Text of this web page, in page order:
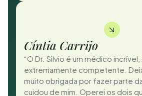
Cíntia Carrijo
“O Dr. Silvio é um médico
extremamente competente.
muito obrigada por fazer parte
cuidou de mim. Operei os dois